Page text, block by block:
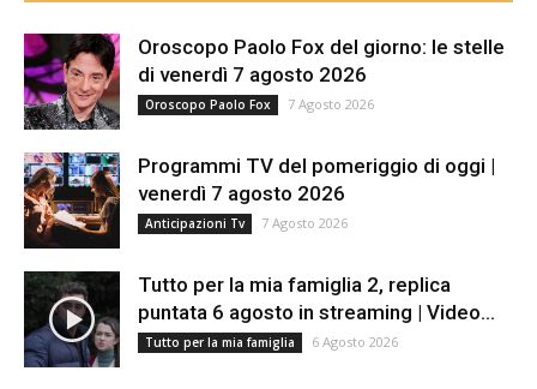
Oroscopo Paolo Fox del giorno: le stelle
di venerdì 7 agosto 2026
Oroscopo Paolo Fox 7 Agosto 2026
Programmi TV del pomeriggio di oggi |
venerdì 7 agosto 2026
Anticipazioni Tv 7 Agosto 2026
Tutto per la mia famiglia 2, replica
puntata 6 agosto in streaming | Video...
Tutto per la mia famiglia 6 Agosto 2026